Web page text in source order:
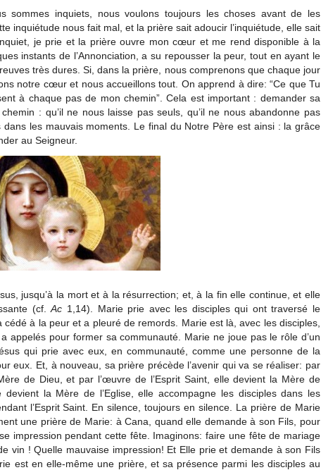
sommes inquiets, nous voulons toujours les choses avant de les
inquiétude nous fait mal, et la prière sait adoucir l’inquiétude, elle sait
je prie et la prière ouvre mon cœur et me rend disponible à la
instants de l’Annonciation, a su repousser la peur, tout en ayant le
très dures. Si, dans la prière, nous comprenons que chaque jour
notre cœur et nous accueillons tout. On apprend à dire: “Ce que Tu
à chaque pas de mon chemin”. Cela est important : demander sa
: qu’il ne nous laisse pas seuls, qu’il ne nous abandonne pas
les mauvais moments. Le final du Notre Père est ainsi : la grâce
au Seigneur.
jusqu’à la mort et à la résurrection; et, à la fin elle continue, et elle
(cf.Ac 1,14). Marie prie avec les disciples qui ont traversé le
à la peur et a pleuré de remords. Marie est là, avec les disciples,
appelés pour former sa communauté. Marie ne joue pas le rôle d’un
qui prie avec eux, en communauté, comme une personne de la
eux. Et, à nouveau, sa prière précède l’avenir qui va se réaliser: par
de Dieu, et par l’œuvre de l’Esprit Saint, elle devient la Mère de
devient la Mère de l’Eglise, elle accompagne les disciples dans les
l’Esprit Saint. En silence, toujours en silence. La prière de Marie
une prière de Marie: à Cana, quand elle demande à son Fils, pour
impression pendant cette fête. Imaginons: faire une fête de mariage
vin ! Quelle mauvaise impression! Et Elle prie et demande à son Fils
est en elle-même une prière, et sa présence parmi les disciples au